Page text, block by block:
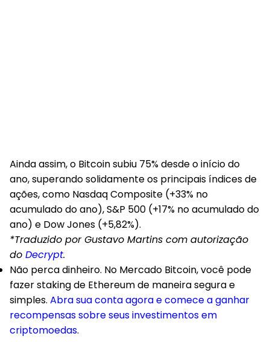
Ainda assim, o Bitcoin subiu 75% desde o início do
ano, superando solidamente os principais índices de
ações, como Nasdaq Composite (+33% no
acumulado do ano), S&P 500 (+17% no acumulado do
ano) e Dow Jones (+5,82%).
*Traduzido por Gustavo Martins com autorização
do Decrypt.
Não perca dinheiro. No Mercado Bitcoin, você pode
fazer staking de Ethereum de maneira segura e
simples. Abra sua conta agora e comece a ganhar
recompensas sobre seus investimentos em
criptomoedas.